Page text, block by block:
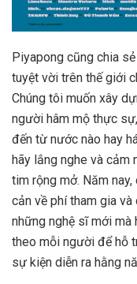
Piyapong cũng chia
tuyệt vời trên thế giới
Chúng tôi muốn xây
người hâm mộ thực
đến từ nước nào hay
hãy lắng nghe và cảm
tim rộng mở. Năm
cản về phí tham gia
những nghệ sĩ mới mà
theo mỗi người để hỗ
sự kiện diễn ra hằng